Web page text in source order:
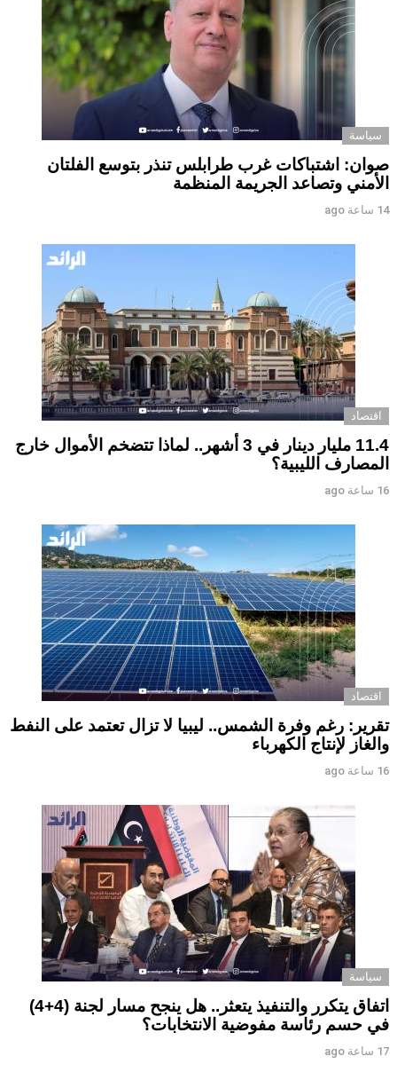
سياسة
صوان: اشتباكات غرب طرابلس تنذر بتوسع الفلتان
الأمني وتصاعد الجريمة المنظمة
14 ساعة ago
اقتصاد
11.4 مليار دينار في 3 أشهر.. لماذا تتضخم الأموال خارج
المصارف الليبية؟
16 ساعة ago
اقتصاد
تقرير: رغم وفرة الشمس.. ليبيا لا تزال تعتمد على النفط
والغاز لإنتاج الكهرباء
16 ساعة ago
سياسة
اتفاق يتكرر والتنفيذ يتعثر.. هل ينجح مسار لجنة (4+4)
في حسم رئاسة مفوضية الانتخابات؟
17 ساعة ago